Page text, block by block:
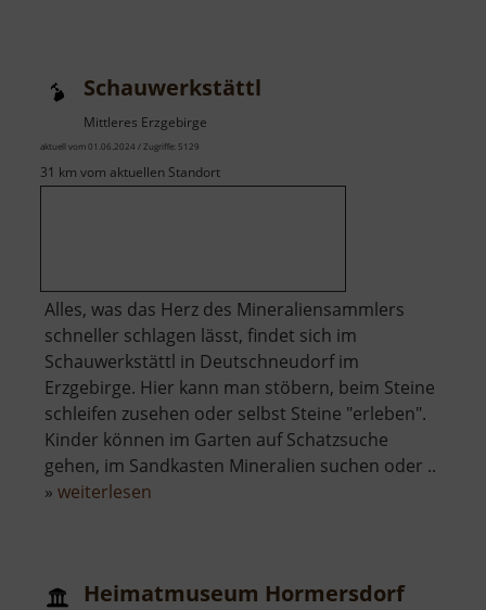
Freudenstein
Schauwerkstättl
Mittleres Erzgebirge
aktuell vom 01.06.2024 / Zugriffe: 5129
31 km vom aktuellen Standort
Alles, was das Herz des Mineraliensammlers
schneller schlagen lässt, findet sich im
Schauwerkstättl in Deutschneudorf im
Erzgebirge. Hier kann man stöbern, beim Steine
schleifen zusehen oder selbst Steine "erleben".
Kinder können im Garten auf Schatzsuche
gehen, im Sandkasten Mineralien suchen oder ..
» weiterlesen
Heimatmuseum Hormersdorf